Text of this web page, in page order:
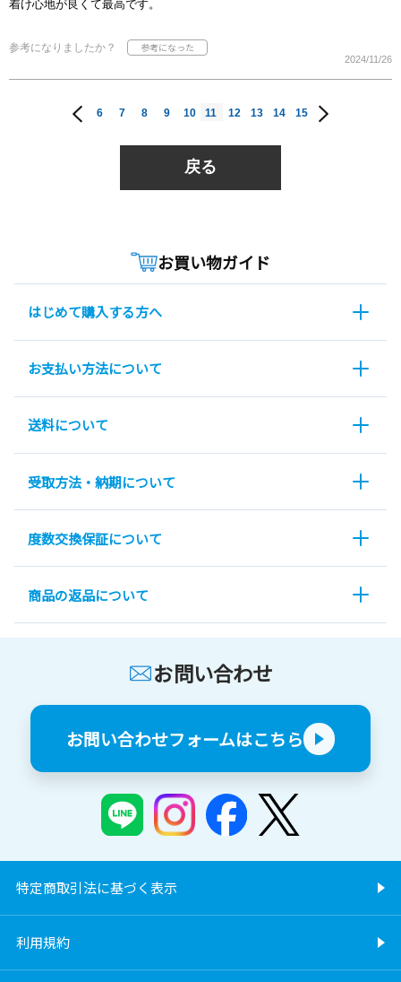
着け心地が良くて最高です。
参考になりましたか？
2024/11/26
6 7 8 9 10 11 12 13 14 15
戻る
お買い物ガイド
はじめて購入する方へ
お支払い方法について
送料について
受取方法・納期について
度数交換保証について
商品の返品について
お問い合わせ
お問い合わせフォームはこちら
特定商取引法に基づく表示
利用規約